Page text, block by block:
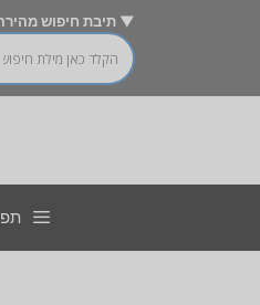
▼ תיבת חיפוש